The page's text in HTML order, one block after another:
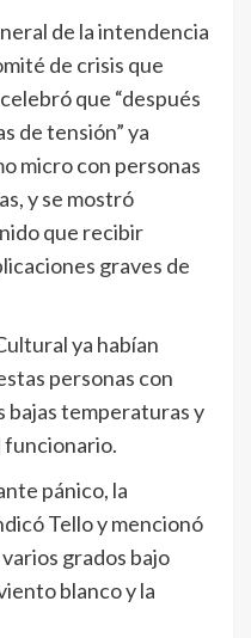
de la intendencia
de crisis que
que “después
de tensión” ya
micro con personas
y se mostró
que recibir
graves de
ya habían
personas con
bajas temperaturas y
funcionario.
pánico, la
Tello y mencionó
grados bajo
blanco y la